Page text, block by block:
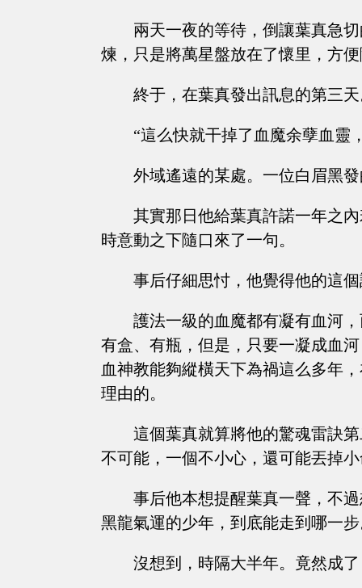
兩天一夜的等待，倒讓葉真急
煉，只是將萬星盤放在了懷里，方
終于，在葉真發出訊息的第三
“這么快就干掉了血魔余孽血靈
外域遙遠的某處。一位白眉黑
其實那日他給葉真許諾一年之
時意動之下隨口來了一句。
事后仔細思忖，他覺得他的這
護法一級的血魔都有凝有血河
有盒、有瓶，但是，只要一凝成血
血神教能夠縱橫天下為禍這么多年
理由的。
這個葉真就算將他的驚魂雷訣
不可能，一個不小心，還可能丟掉
事后他本想提醒葉真一聲，不
黑龍氣運的少年，到底能走到哪一
沒想到，時隔大半年。竟然成